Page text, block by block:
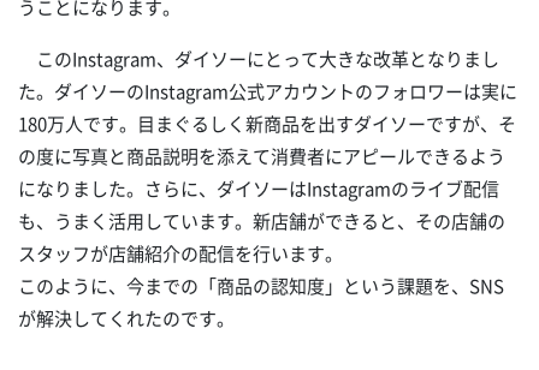
うことになります。
このInstagram、ダイソーにとって大きな改革となりまし
た。ダイソーのInstagram公式アカウントのフォロワーは実に
180万人です。目まぐるしく新商品を出すダイソーですが、そ
の度に写真と商品説明を添えて消費者にアピールできるよう
になりました。さらに、ダイソーはInstagramのライブ配信
も、うまく活用しています。新店舗ができると、その店舗の
スタッフが店舗紹介の配信を行います。
このように、今までの「商品の認知度」という課題を、SNS
が解決してくれたのです。